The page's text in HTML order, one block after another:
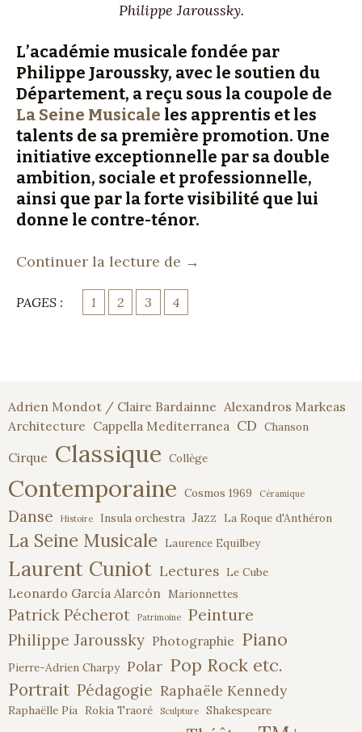
Philippe Jaroussky.
L’académie musicale fondée par
Philippe Jaroussky, avec le soutien du
Département, a reçu sous la coupole de
La Seine Musicale les apprentis et les
talents de sa première promotion. Une
initiative exceptionnelle par sa double
ambition, sociale et professionnelle,
ainsi que par la forte visibilité que lui
donne le contre-ténor.
Continuer la lecture de Cinquante Mozart à
→
PAGES : 1 2 3 4
Adrien Mondot / Claire Bardainne Alexandros Markeas
Architecture Cappella Mediterranea CD Chanson
Cirque Classique Collège
Contemporaine Cosmos 1969 Céramique
Danse Histoire Insula orchestra Jazz La Roque d'Anthéron
La Seine Musicale Laurence Equilbey
Laurent Cuniot Lectures Le Cube
Leonardo García Alarcón Marionnettes
Patrick Pécherot Patrimoine Peinture
Philippe Jaroussky Photographie Piano
Pierre-Adrien Charpy Polar Pop Rock etc.
Portrait Pédagogie Raphaële Kennedy
Raphaëlle Pia Rokia Traoré Sculpture
Shakespeare